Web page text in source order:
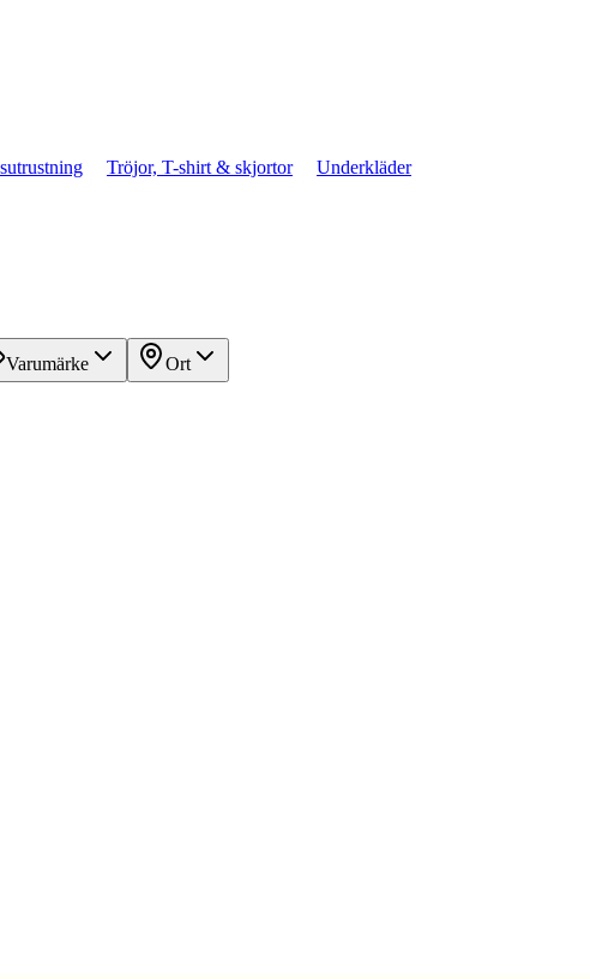
Tröjor, T-shirt & skjortor
Underkläder
Varumärke
Ort